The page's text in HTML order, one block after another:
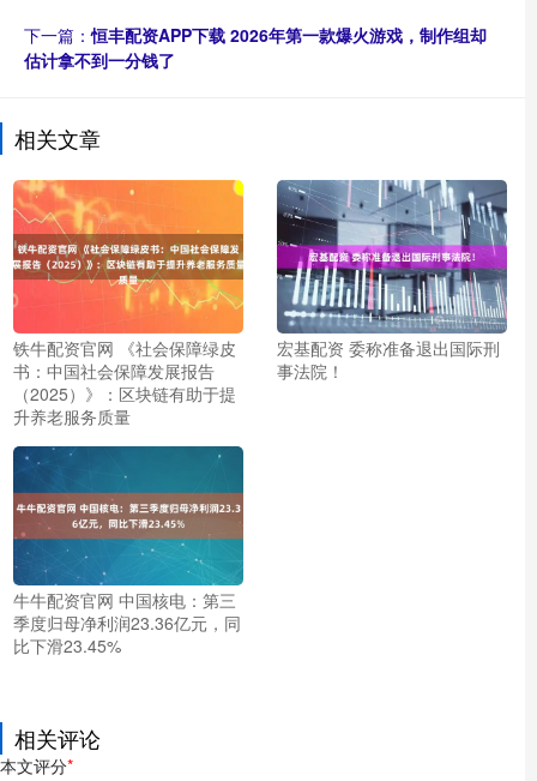
下一篇：恒丰配资APP下载 2026年第一款爆火游戏，制作组却
估计拿不到一分钱了
相关文章
铁牛配资官网 《社会保障绿皮
书：中国社会保障发展报告
（2025）》：区块链有助于提
升养老服务质量
宏基配资 委称准备退出国际刑
事法院！
牛牛配资官网 中国核电：第三
季度归母净利润23.36亿元，同
比下滑23.45%
相关评论
本文评分*